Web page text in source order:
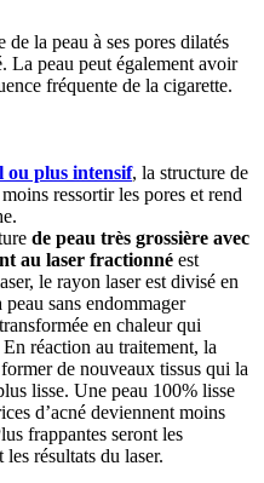
la peau à ses pores dilatés
La peau peut également avoir
fréquente de la cigarette.
ou plus intensif, la structure de
ressortir les pores et rend
de peau très grossière avec
au laser fractionné est
le rayon laser est divisé en
sans endommager
en chaleur qui
réaction au traitement, la
de nouveaux tissus qui la
lisse. Une peau 100% lisse
d’acné deviennent moins
frappantes seront les
résultats du laser.